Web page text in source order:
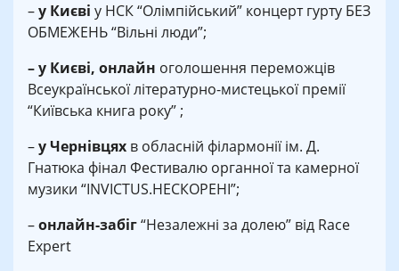
–у Києві у НСК “Олімпійський” концерт гурту БЕЗ
ОБМЕЖЕНЬ “Вільні люди”;
– у Києві, онлайн оголошення переможців
Всеукраїнської літературно-мистецької премії
“Київська книга року” ;
–у Чернівцях в обласній філармонії ім. Д.
Гнатюка фінал Фестивалю органної та камерної
музики “INVICTUS.НЕСКОРЕНІ”;
–онлайн-забіг“Незалежні за долею” від Race
Expert